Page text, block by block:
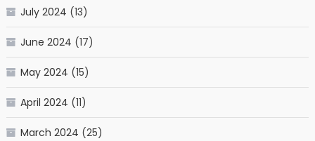
July 2024 (13)
June 2024 (17)
May 2024 (15)
April 2024 (11)
March 2024 (25)